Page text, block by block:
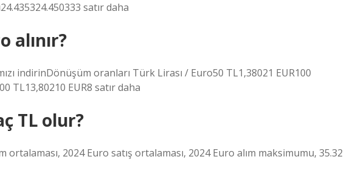
satır daha
alınır?
indirinDönüşüm oranları Türk Lirası / Euro50 TL1,38021 EUR100
TL13,80210 EUR8 satır daha
TL olur?
ortalaması, 2024 Euro satış ortalaması, 2024 Euro alım maksimumu, 35.32